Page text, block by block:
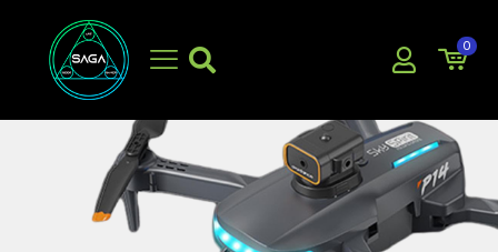
0
EN OFERTA